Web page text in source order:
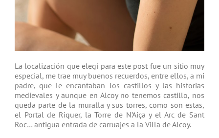
La localización que elegí para este post fue un sitio muy
especial, me trae muy buenos recuerdos, entre ellos, a mi
padre, que le encantaban los castillos y las historias
medievales y aunque en Alcoy no tenemos castillo, nos
queda parte de la muralla y sus torres, como son estas,
el Portal de Riquer, la Torre de N’Aiça y el Arc de Sant
Roc… antigua entrada de carruajes a la Villa de Alcoy.